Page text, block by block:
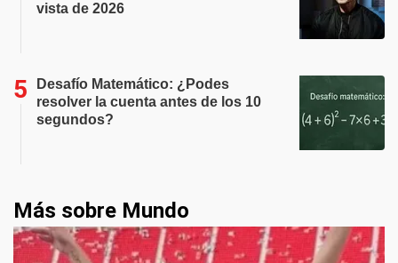
vista de 2026
Desafío Matemático: ¿Podes
resolver la cuenta antes de los 10
segundos?
Más sobre Mundo